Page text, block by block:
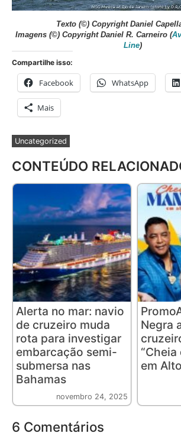
Texto (©) Copyright Daniel
Imagens (©) Copyright Daniel R. Carneiro (
Line)
Compartilhe isso:
Facebook WhatsApp
Mais
Uncategorized
CONTEÚDO
Alerta no mar: navio
de cruzeiro muda
rota para investigar
embarcação semi-
submersa nas
Bahamas
novembro 24, 2025
Negra
em
6 Comentários